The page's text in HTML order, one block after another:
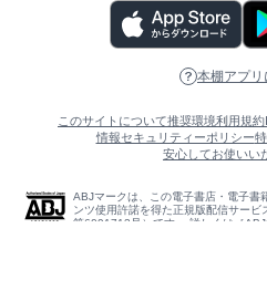
本棚アプリ
このサイトについて推奨環境利用規約
情報セキュリティーポリシー
安心してお使いい
ABJマークは、この電子書店・電子書
ンツ使用許諾を得た正規版配信サー
第6091713号）です。 詳しくは［